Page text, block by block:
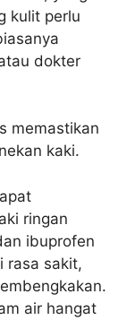
kulit perlu
dokter
memastikan
kaki.
ringan
ibuprofen
rasa sakit,
air hangat